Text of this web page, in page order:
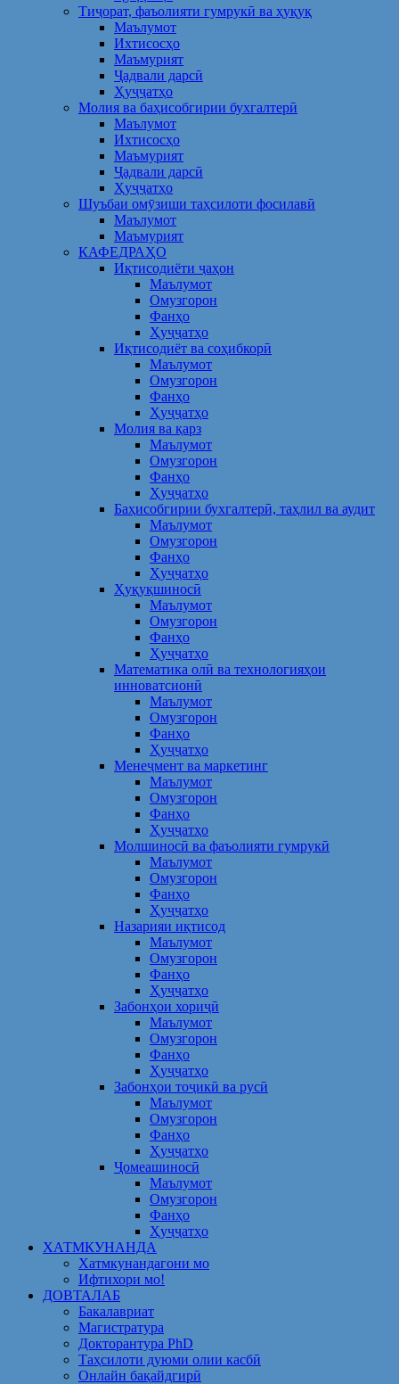
Тиҷорат, фаъолияти гумрукӣ ва ҳуқуқ
Маълумот
Ихтисосҳо
Маъмурият
Ҷадвали дарсӣ
Ҳуҷҷатҳо
Молия ва баҳисобгирии бухгалтерӣ
Маълумот
Ихтисосҳо
Маъмурият
Ҷадвали дарсӣ
Ҳуҷҷатҳо
Шуъбаи омӯзиши таҳсилоти фосилавӣ
Маълумот
Маъмурият
КАФЕДРАҲО
Иқтисодиёти ҷаҳон
Маълумот
Омузгорон
Фанҳо
Ҳуҷҷатҳо
Иқтисодиёт ва соҳибкорӣ
Маълумот
Омузгорон
Фанҳо
Ҳуҷҷатҳо
Молия ва қарз
Маълумот
Омузгорон
Фанҳо
Ҳуҷҷатҳо
Баҳисобгирии бухгалтерӣ, таҳлил ва аудит
Маълумот
Омузгорон
Фанҳо
Ҳуҷҷатҳо
Ҳуқуқшиносӣ
Маълумот
Омузгорон
Фанҳо
Ҳуҷҷатҳо
Математика олӣ ва технологияҳои
инноватсионӣ
Маълумот
Омузгорон
Фанҳо
Ҳуҷҷатҳо
Менеҷмент ва маркетинг
Маълумот
Омузгорон
Фанҳо
Ҳуҷҷатҳо
Молшиносӣ ва фаъолияти гумрукӣ
Маълумот
Омузгорон
Фанҳо
Ҳуҷҷатҳо
Назарияи иқтисод
Маълумот
Омузгорон
Фанҳо
Ҳуҷҷатҳо
Забонҳои хориҷӣ
Маълумот
Омузгорон
Фанҳо
Ҳуҷҷатҳо
Забонҳои тоҷикӣ ва русӣ
Маълумот
Омузгорон
Фанҳо
Ҳуҷҷатҳо
Ҷомеашиносӣ
Маълумот
Омузгорон
Фанҳо
Ҳуҷҷатҳо
ХАТМКУНАНДА
Хатмкунандагони мо
Ифтихори мо!
ДОВТАЛАБ
Бакалавриат
Магистратура
Докторантура PhD
Таҳсилоти дуюми олии касбӣ
Онлайн бақайдгирӣ